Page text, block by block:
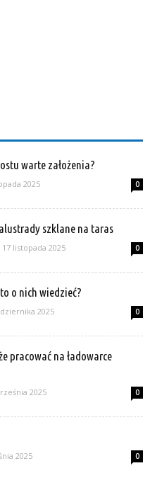
warte założenia?
2025 0
szklane na taras
17 listopada 2025 0
o nich wiedzieć?
2025 0
pracować na ładowarce
2025 0
2025 0